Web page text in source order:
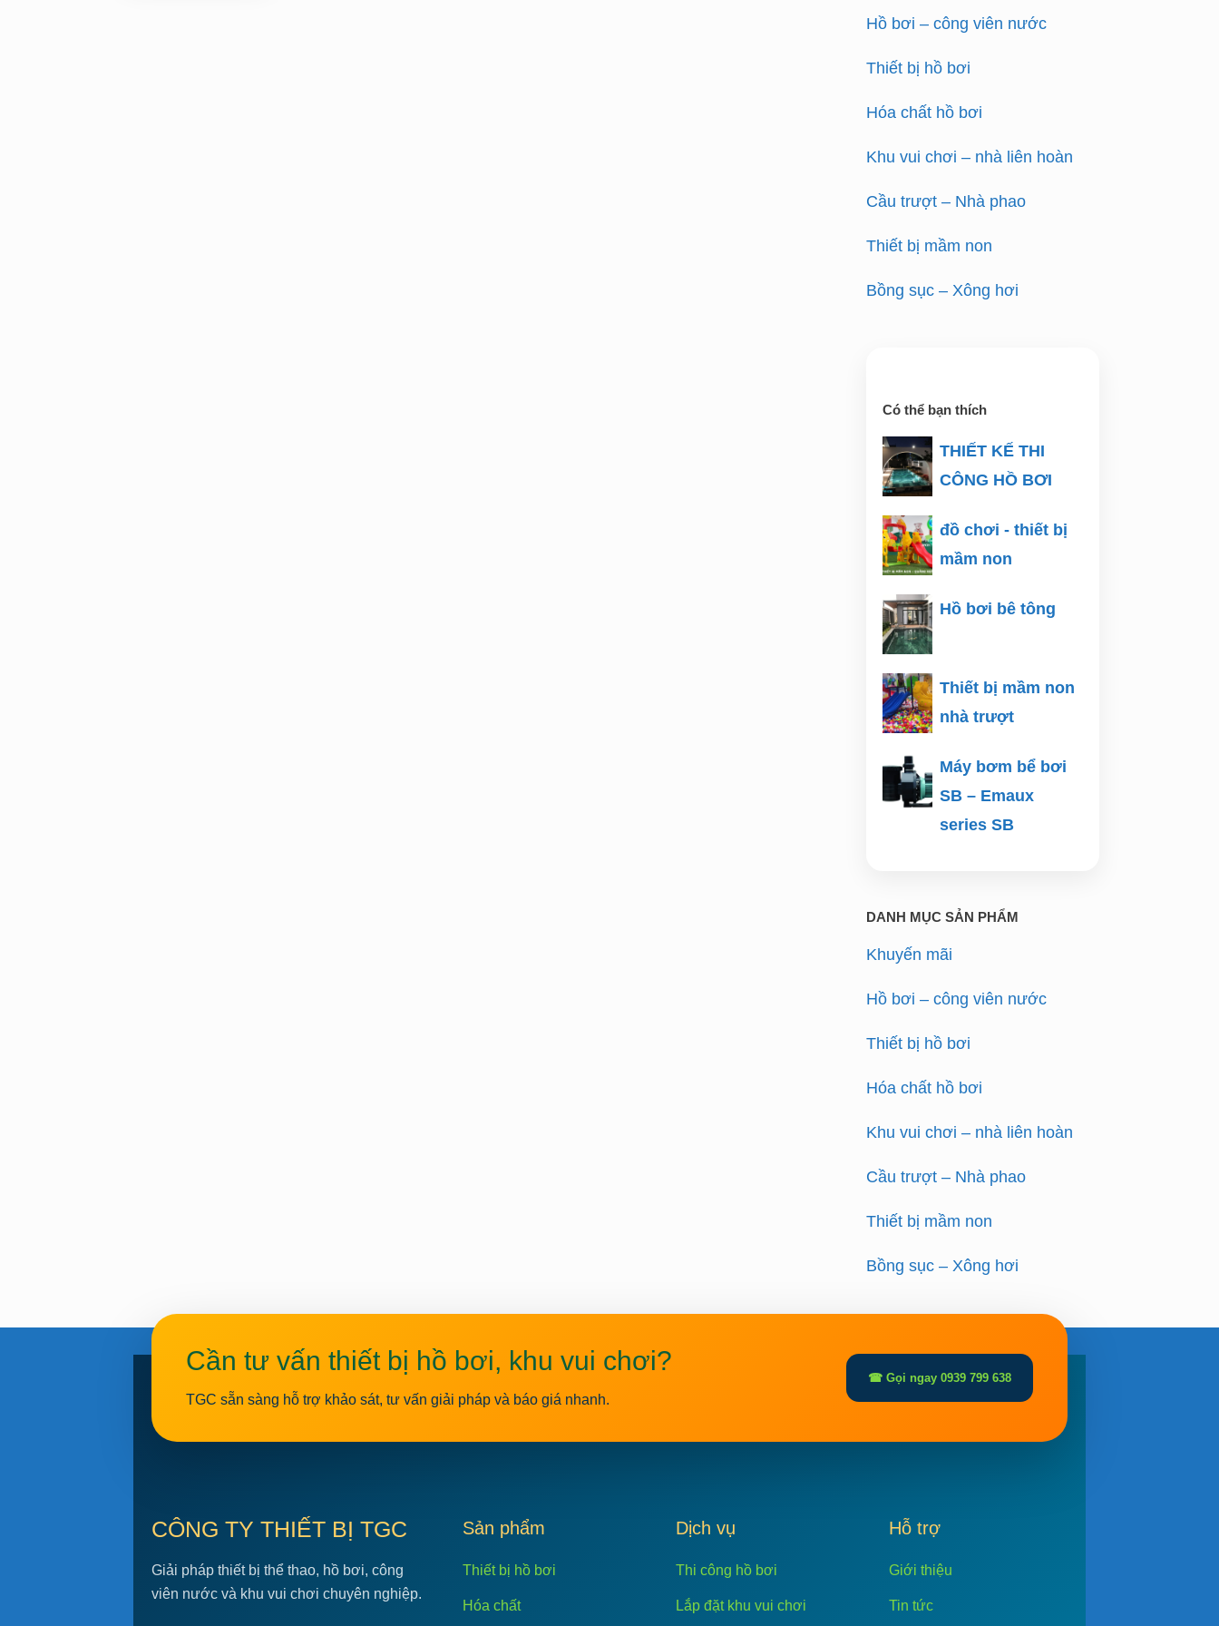
Hồ bơi – công viên nước
Thiết bị hồ bơi
Hóa chất hồ bơi
Khu vui chơi – nhà liên hoàn
Cầu trượt – Nhà phao
Thiết bị mầm non
Bồng sục – Xông hơi
Có thể bạn thích
THIẾT KẾ THI
CÔNG HỒ BƠI
đồ chơi - thiết bị
mầm non
Hồ bơi bê tông
Thiết bị mầm non
nhà trượt
Máy bơm bể bơi
SB – Emaux
series SB
DANH MỤC SẢN PHẨM
Khuyến mãi
Hồ bơi – công viên nước
Thiết bị hồ bơi
Hóa chất hồ bơi
Khu vui chơi – nhà liên hoàn
Cầu trượt – Nhà phao
Thiết bị mầm non
Bồng sục – Xông hơi
Cần tư vấn thiết bị hồ bơi, khu vui chơi?
TGC sẵn sàng hỗ trợ khảo sát, tư vấn giải pháp và báo giá nhanh.
☎ Gọi ngay 0939 799 638
CÔNG TY THIẾT BỊ TGC
Giải pháp thiết bị thể thao, hồ bơi, công
viên nước và khu vui chơi chuyên nghiệp.
Sản phẩm
Thiết bị hồ bơi
Hóa chất
Dịch vụ
Thi công hồ bơi
Lắp đặt khu vui chơi
Hỗ trợ
Giới thiệu
Tin tức